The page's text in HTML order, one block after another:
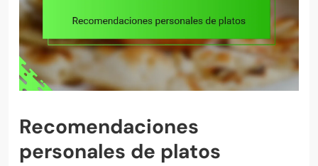
Recomendaciones
personales de platos